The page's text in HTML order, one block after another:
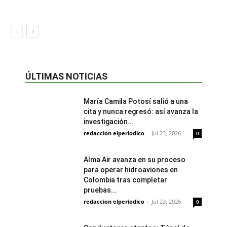
ÚLTIMAS NOTICIAS
María Camila Potosí salió a una
cita y nunca regresó: así avanza la
investigación...
redaccion elperiodico - Jul 23, 2026 0
Alma Air avanza en su proceso
para operar hidroaviones en
Colombia tras completar
pruebas...
redaccion elperiodico - Jul 23, 2026 0